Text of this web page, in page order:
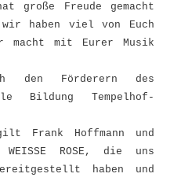
große Freude gemacht
haben viel von Euch
mit Eurer Musik
den Förderern des
Bildung Tempelhof-
Frank Hoffmann und
ROSE, die uns
haben und